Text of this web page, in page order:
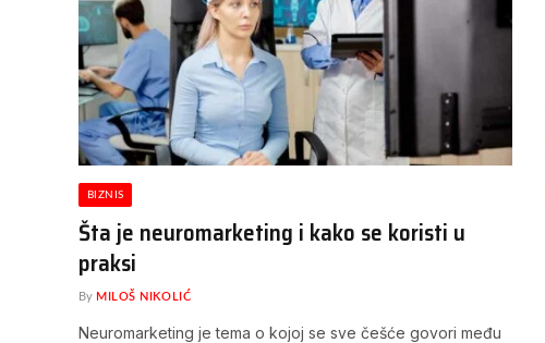
BIZNIS
Šta je neuromarketing i kako se koristi u
praksi
By MILOŠ NIKOLIĆ
Neuromarketing je tema o kojoj se sve češće govori među